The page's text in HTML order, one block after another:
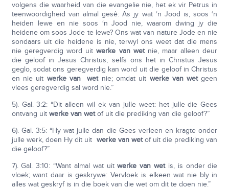
volgens die waarheid van die evangelie nie, het ek vir Petrus in
teenwoordigheid van almal gesê: As jy wat ‘n Jood is, soos ‘n
heiden lewe en nie soos ‘n Jood nie, waarom dwing jy die
heidene om soos Jode te lewe? Ons wat van nature Jode en nie
sondaars uit die heidene is nie, terwyl ons weet dat die mens
nie geregverdig word uitwerke van wet nie, maar alleen deur
die geloof in Jesus Christus, selfs ons het in Christus Jesus
geglo, sodat ons geregverdig kan word uit die geloof in Christus
en nie uit werke van wetnie; omdat uit werke van wetgeen
vlees geregverdig sal word nie.”
5). Gal. 3:2: “Dit alleen wil ek van julle weet: het julle die Gees
ontvang uit werke van wetof uit die prediking van die geloof?”
6). Gal. 3:5: “Hy wat julle dan die Gees verleen en kragte onder
julle werk, doen Hy dit uit werke van wetof uit die prediking van
die geloof?”
7). Gal. 3:10: “Want almal wat uitwerke van wetis, is onder die
vloek; want daar is geskrywe: Vervloek is elkeen wat nie bly in
alles wat geskryf is in die boek van die wet om dit te doen nie.”